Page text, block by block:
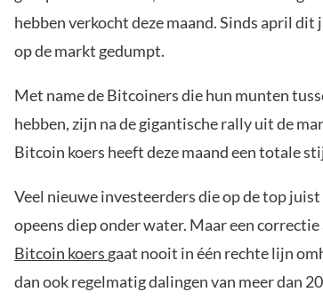
hebben verkocht deze maand. Sinds april
op de markt gedumpt.
Met name de Bitcoiners die hun munten
hebben, zijn na de gigantische rally uit de
Bitcoin koers heeft deze maand een totale
Veel nieuwe investeerders die op de top
opeens diep onder water. Maar een
Bitcoin koers gaat nooit in één rechte lijn
dan ook regelmatig dalingen van meer dan